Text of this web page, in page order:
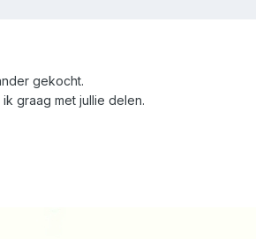
gekocht.
graag met jullie delen.